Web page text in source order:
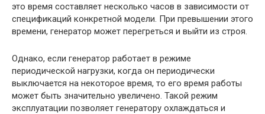
это время составляет несколько часов в зависимости от
спецификаций конкретной модели. При превышении этого
времени, генератор может перегреться и выйти из строя.
Однако, если генератор работает в режиме
периодической нагрузки, когда он периодически
выключается на некоторое время, то его время работы
может быть значительно увеличено. Такой режим
эксплуатации позволяет генератору охлаждаться и